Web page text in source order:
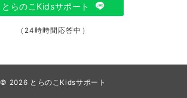
とらのこKidsサポート
（24時時間応答中）
© 2026 とらのこKidsサポート